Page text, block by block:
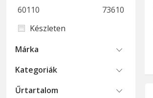
60110
73610
Készleten
Márka
Kategoriák
Űrtartalom